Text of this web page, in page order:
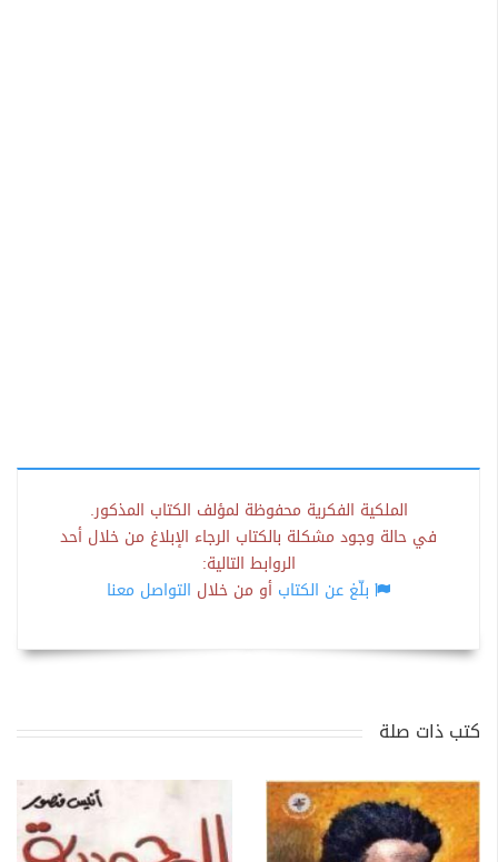
الملكية الفكرية محفوظة لمؤلف الكتاب المذكور.
في حالة وجود مشكلة بالكتاب الرجاء الإبلاغ من خلال أحد
الروابط التالية:
بلّغ عن الكتاب أو من خلال التواصل معنا
كتب ذات صلة